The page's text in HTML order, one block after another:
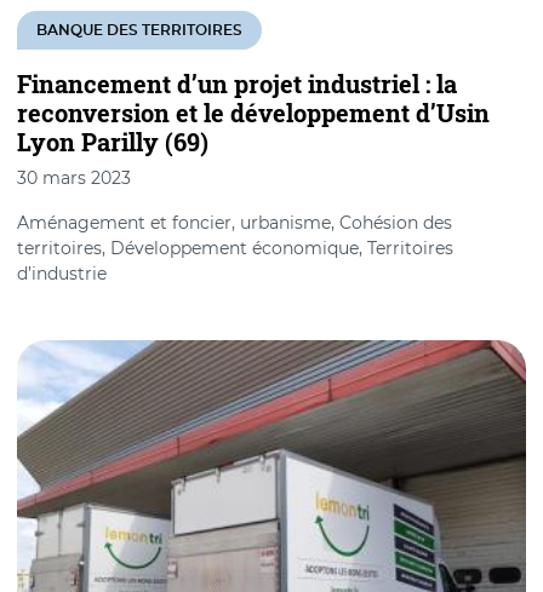
Financement d’un projet industriel : la
reconversion et le développement d’Usin
Lyon Parilly (69)
BANQUE DES TERRITOIRES
30 mars 2023
Aménagement et foncier, urbanisme, Cohésion des
territoires, Développement économique, Territoires
d’industrie